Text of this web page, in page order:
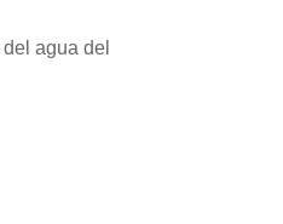
agua del